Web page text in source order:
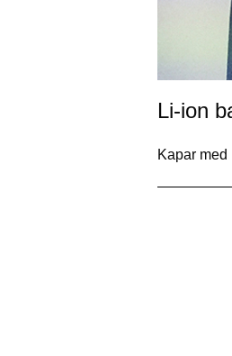
Li-ion
Kapar